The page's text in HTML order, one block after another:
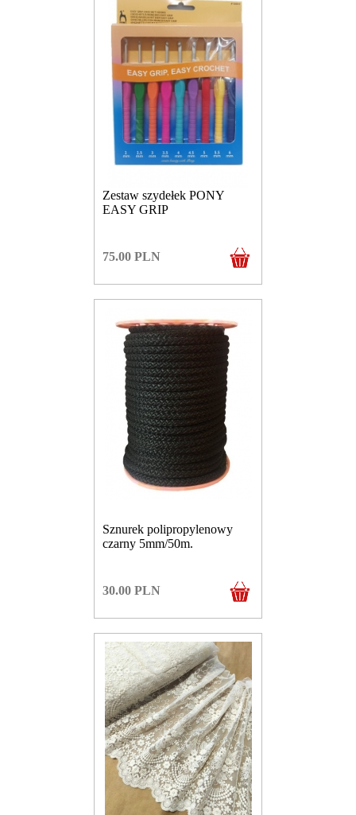
Zestaw szydełek PONY
EASY GRIP
75.00 PLN
Sznurek polipropylenowy
czarny 5mm/50m.
30.00 PLN